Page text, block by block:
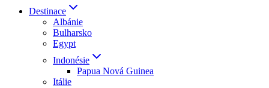
Destinace
Albánie
Bulharsko
Egypt
Indonésie
Papua Nová Guinea
Itálie